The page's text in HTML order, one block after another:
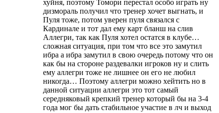
хуйня, поэтому Томори перестал особо играть ну
дизмораль получил что тренер хочет выгнать, и
Пуля тоже, потом уверен пуля связался с
Кардинале и тот дал ему карт бланш на слив
Аллегри, так как Пуля хотел остатся в клубе…
сложная ситуация, при том что все это замутил
ибра а ибра замутил в свою очередь потому что он
как бы на стороне раздевалки игроков ну и слить
ему аллегри тоже не лишнее он его не любил
никогда… Поэтому аллегри можно хейтить но в
данной ситуации аллегри это тот самый
середняковый крепкий тренер который бы на 3-4
года мог бы дать стабильное участие в лч и выход